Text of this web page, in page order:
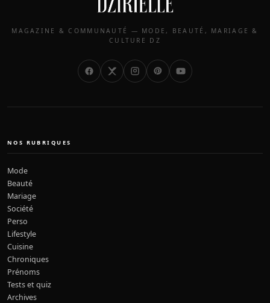
MAGAZINE & COMMUNAUTÉ — MODE, BEAUTÉ, MARIAGE &
CULTURE DZ
NOS RUBRIQUES
Mode
Beauté
Mariage
Société
Perso
Lifestyle
Cuisine
Chroniques
Prénoms
Tests et quiz
Archives